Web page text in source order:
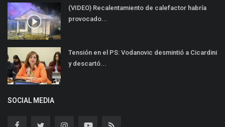
(VIDEO) Recalentamiento de calefactor habría
provocado...
Tensión en el PS: Vodanovic desmintió a Cicardini
y descartó...
SOCIAL MEDIA